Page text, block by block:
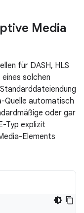
Media
für DASH, HLS
eines solchen
Quelle automatisch
oder gar
Typ explizit
Elements